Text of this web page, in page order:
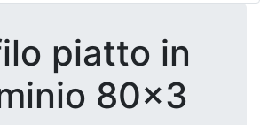
piatto in
80x3